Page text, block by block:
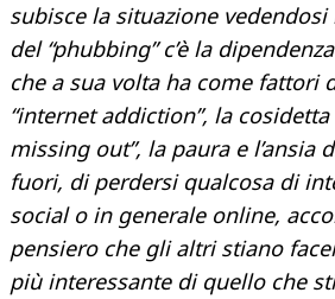
subisce la situazione
del “phubbing” c’è la
che a sua volta ha come fattori
“internet addiction”, la cosidetta
missing out”, la paura e l’ansia
fuori, di perdersi qualcosa di
social o in generale online,
pensiero che gli altri stiano
più interessante di quello che